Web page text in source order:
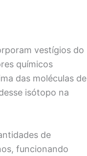
vestígios do
químicos
das moléculas de
isótopo na
de
funcionando